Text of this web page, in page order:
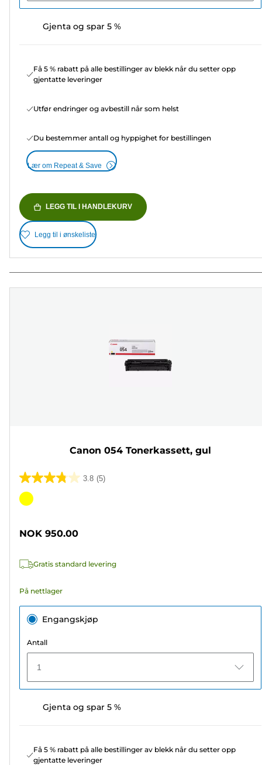
Gjenta og spar 5 %
Få 5 % rabatt på alle bestillinger av blekk når du setter opp
gjentatte leveringer
Utfør endringer og avbestill når som helst
Du bestemmer antall og hyppighet for bestillingen
Lær om Repeat & Save
LEGG TIL I HANDLEKURV
Legg til i ønskeliste
Canon 054 Tonerkassett, gul
3.8 (5)
3.8
av
5
Fargekassett
NOK 950.00
Gratis standard levering
På nettlager
Engangskjøp
Antall
1
Gjenta og spar 5 %
Få 5 % rabatt på alle bestillinger av blekk når du setter opp
gjentatte leveringer